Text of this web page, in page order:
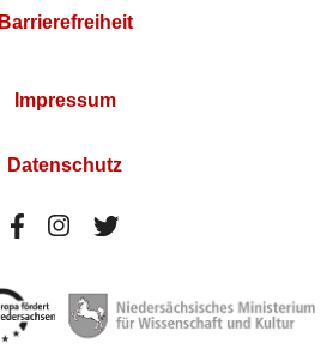
Barrierefreiheit
Impressum
Datenschutz